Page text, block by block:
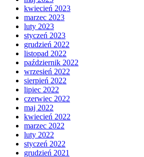
kwiecień 2023
marzec 2023
luty 2023
styczeń 2023
grudzień 2022
listopad 2022
październik 2022
wrzesień 2022
sierpień 2022
lipiec 2022
czerwiec 2022
maj 2022
kwiecień 2022
marzec 2022
luty 2022
styczeń 2022
grudzień 2021